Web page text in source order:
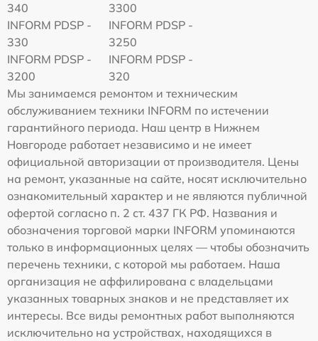
340
3300
INFORM PDSP -
330
INFORM PDSP -
3250
INFORM PDSP -
3200
INFORM PDSP -
320
Мы занимаемся ремонтом и техническим
обслуживанием техники INFORM по истечении
гарантийного периода. Наш центр в Нижнем
Новгороде работает независимо и не имеет
официальной авторизации от производителя. Цены
на ремонт, указанные на сайте, носят исключительно
ознакомительный характер и не являются публичной
офертой согласно п. 2 ст. 437 ГК РФ. Названия и
обозначения торговой марки INFORM упоминаются
только в информационных целях — чтобы обозначить
перечень техники, с которой мы работаем. Наша
организация не аффилирована с владельцами
указанных товарных знаков и не представляет их
интересы. Все виды ремонтных работ выполняются
исключительно на устройствах, находящихся в